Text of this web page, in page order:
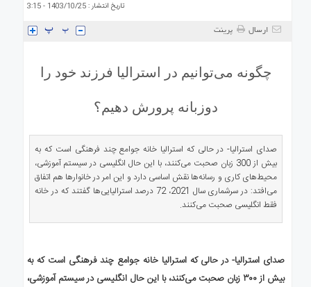
ارتباط
تاریخ انتشار : 1403/10/25 - 3:15
ارسال پرینت
چگونه می‌توانیم در استرالیا فرزند خود را
دوزبانه پرورش دهیم؟
صدای استرالیا- در حالی که استرالیا خانه جوامع چند فرهنگی است که به
بیش از 300 زبان صحبت می‌کنند، با این حال انگلیسی در سیستم آموزشی،
محیط‌های کاری و رسانه‌ها نقش اساسی دارد و این امر در خانوارها هم اتفاق
می‌افتد: در سرشماری سال 2021، 72 درصد استرالیایی‌ها گفتند که در خانه
فقط انگلیسی صحبت می‌کنند.
صدای استرالیا- در حالی که استرالیا خانه جوامع چند فرهنگی است که به
بیش از ۳۰۰ زبان صحبت می‌کنند، با این حال انگلیسی در سیستم آموزشی،